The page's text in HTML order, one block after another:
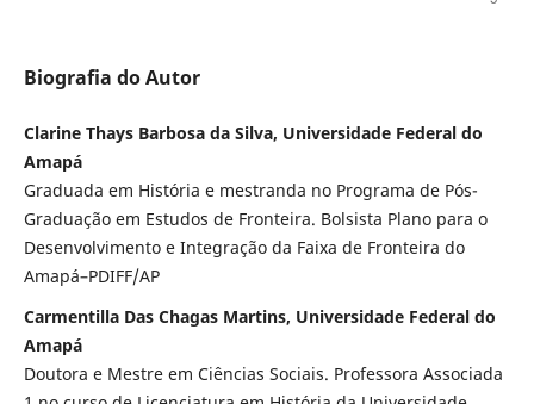
Biografia do Autor
Clarine Thays Barbosa da Silva, Universidade Federal do
Amapá
Graduada em História e mestranda no Programa de Pós-
Graduação em Estudos de Fronteira. Bolsista Plano para o
Desenvolvimento e Integração da Faixa de Fronteira do
Amapá–PDIFF/AP
Carmentilla Das Chagas Martins, Universidade Federal do
Amapá
Doutora e Mestre em Ciências Sociais. Professora Associada